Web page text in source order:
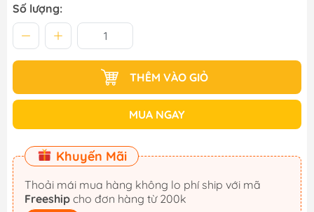
Số lượng:
THÊM VÀO GIỎ
MUA NGAY
Khuyến Mãi
Thoải mái mua hàng không lo phí ship với mã
Freeship cho đơn hàng từ 200k